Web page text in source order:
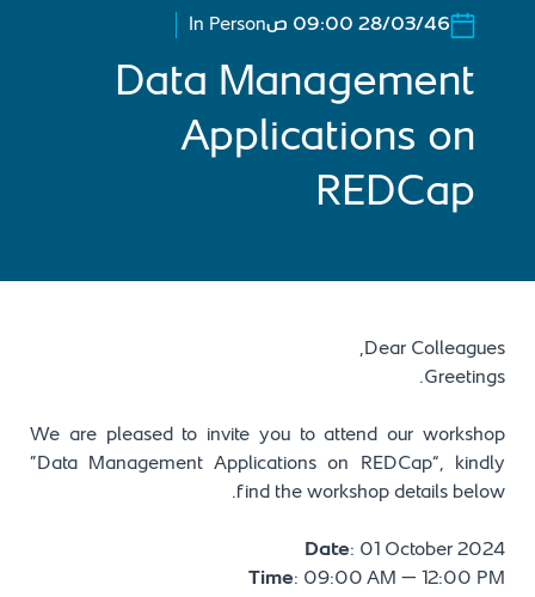
28/03/46 09:00 ص In Person
Data Management
Applications on
REDCap
Dear Colleagues,
Greetings.
We are pleased to invite you to attend our workshop
“Data Management Applications on REDCap”, kindly
find the workshop details below.
Date: 01 October 2024
Time: 09:00 AM – 12:00 PM